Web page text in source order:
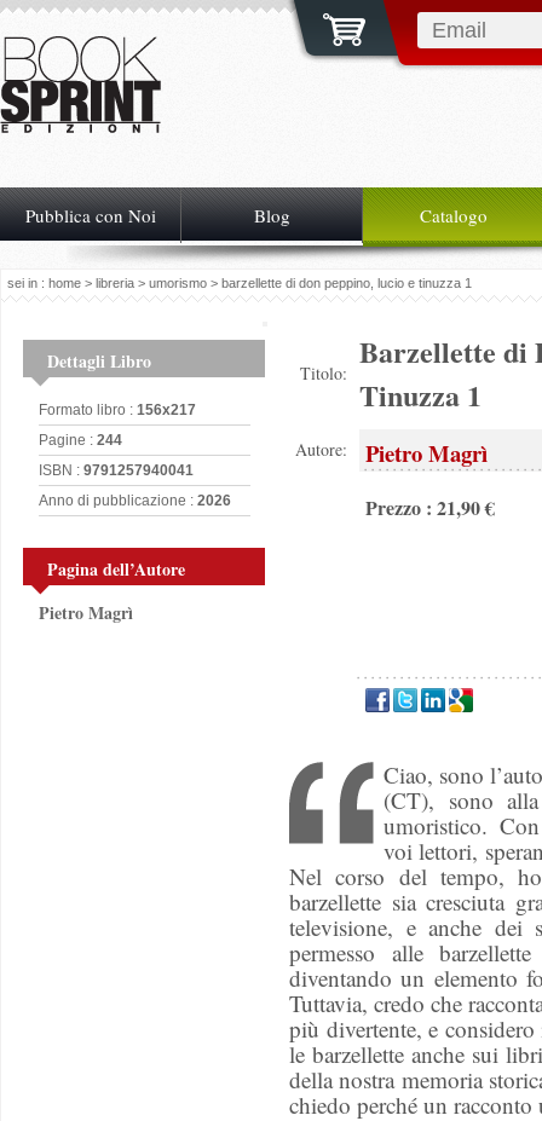
Pubblica con Noi Blog Catalogo
sei in : home > libreria > umorismo > barzellette di don peppino, lucio e tinuzza 1
Dettagli Libro
Formato libro : 156x217
Pagine : 244
ISBN : 9791257940041
Anno di pubblicazione : 2026
Pagina dell’Autore
Pietro Magrì
Titolo:
Barzellette di
Tinuzza 1
Autore: Pietro Magrì
Prezzo : 21,90 €
Ciao, sono
(CT), sono
umoristico.
voi lettori,
Nel corso del tempo,
barzellette sia cresciuta
televisione, e anche dei
permesso alle
diventando un elemento
Tuttavia, credo che
più divertente, e considero
le barzellette anche sui
della nostra memoria
chiedo perché un